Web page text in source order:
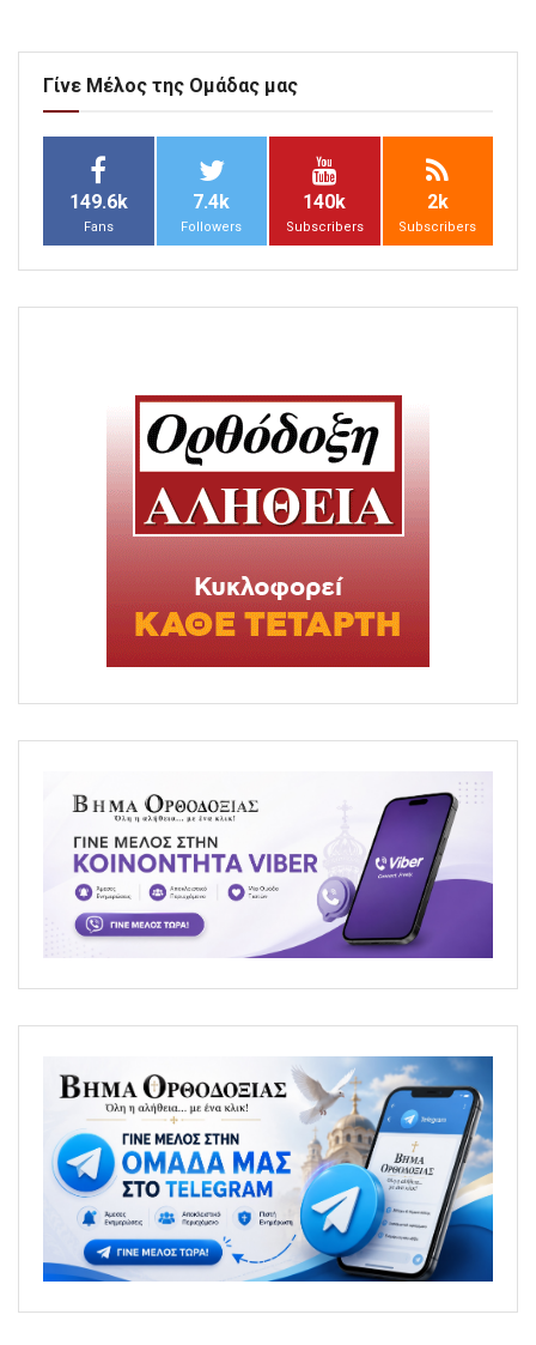
Γίνε Μέλος της Ομάδας μας
149.6k
Fans
7.4k
Followers
140k
Subscribers
2k
Subscribers